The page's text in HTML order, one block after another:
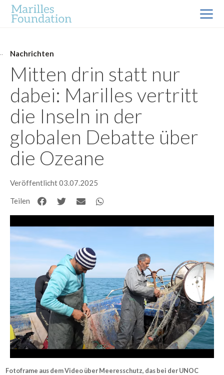
Nachrichten
Mitten drin statt nur
dabei: Marilles vertritt
die Inseln in der
globalen Debatte über
die Ozeane
Veröffentlicht 03.07.2025
Teilen
Fotoframe aus dem Video über Meeresschutz, das bei der UNOC